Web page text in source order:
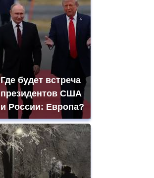
Где будет встреча
президентов США
и России: Европа?